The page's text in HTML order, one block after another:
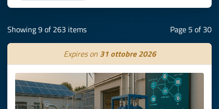
Showing 9 of 263 items Page 5 of 30
Expires on 31 ottobre 2026